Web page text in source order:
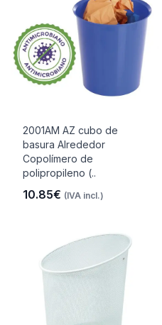
2001AM AZ cubo de
basura Alrededor
Copolímero de
polipropileno (..
10.85€ (IVA incl.)